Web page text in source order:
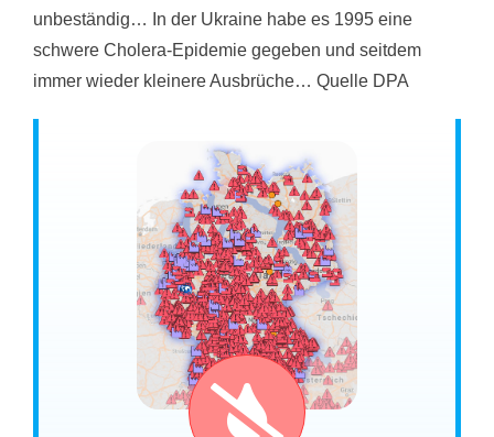
unbeständig… In der Ukraine habe es 1995 eine
schwere Cholera-Epidemie gegeben und seitdem
immer wieder kleinere Ausbrüche… Quelle DPA